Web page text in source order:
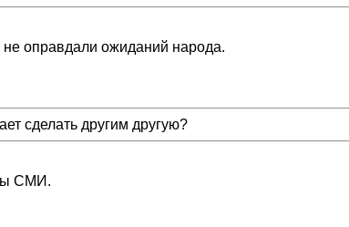
оправдали ожиданий народа.
сделать другим другую?
СМИ.